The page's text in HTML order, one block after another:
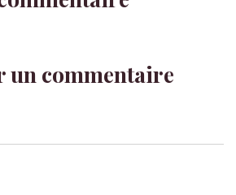
un commentaire